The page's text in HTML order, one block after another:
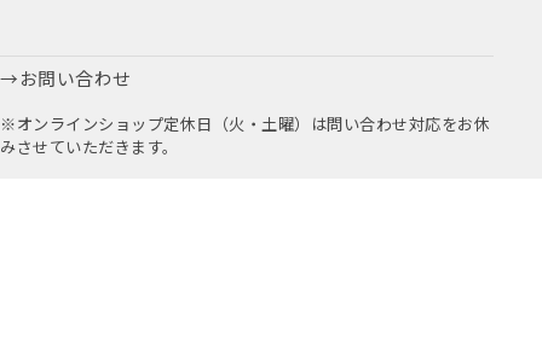
お問い合わせ
※オンラインショップ定休日（火・土曜）は問い合わせ対応をお休
みさせていただきます。